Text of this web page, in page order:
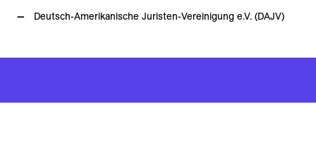
Deutsch-Amerikanische Juristen-Vereinigung e.V. (DAJV)